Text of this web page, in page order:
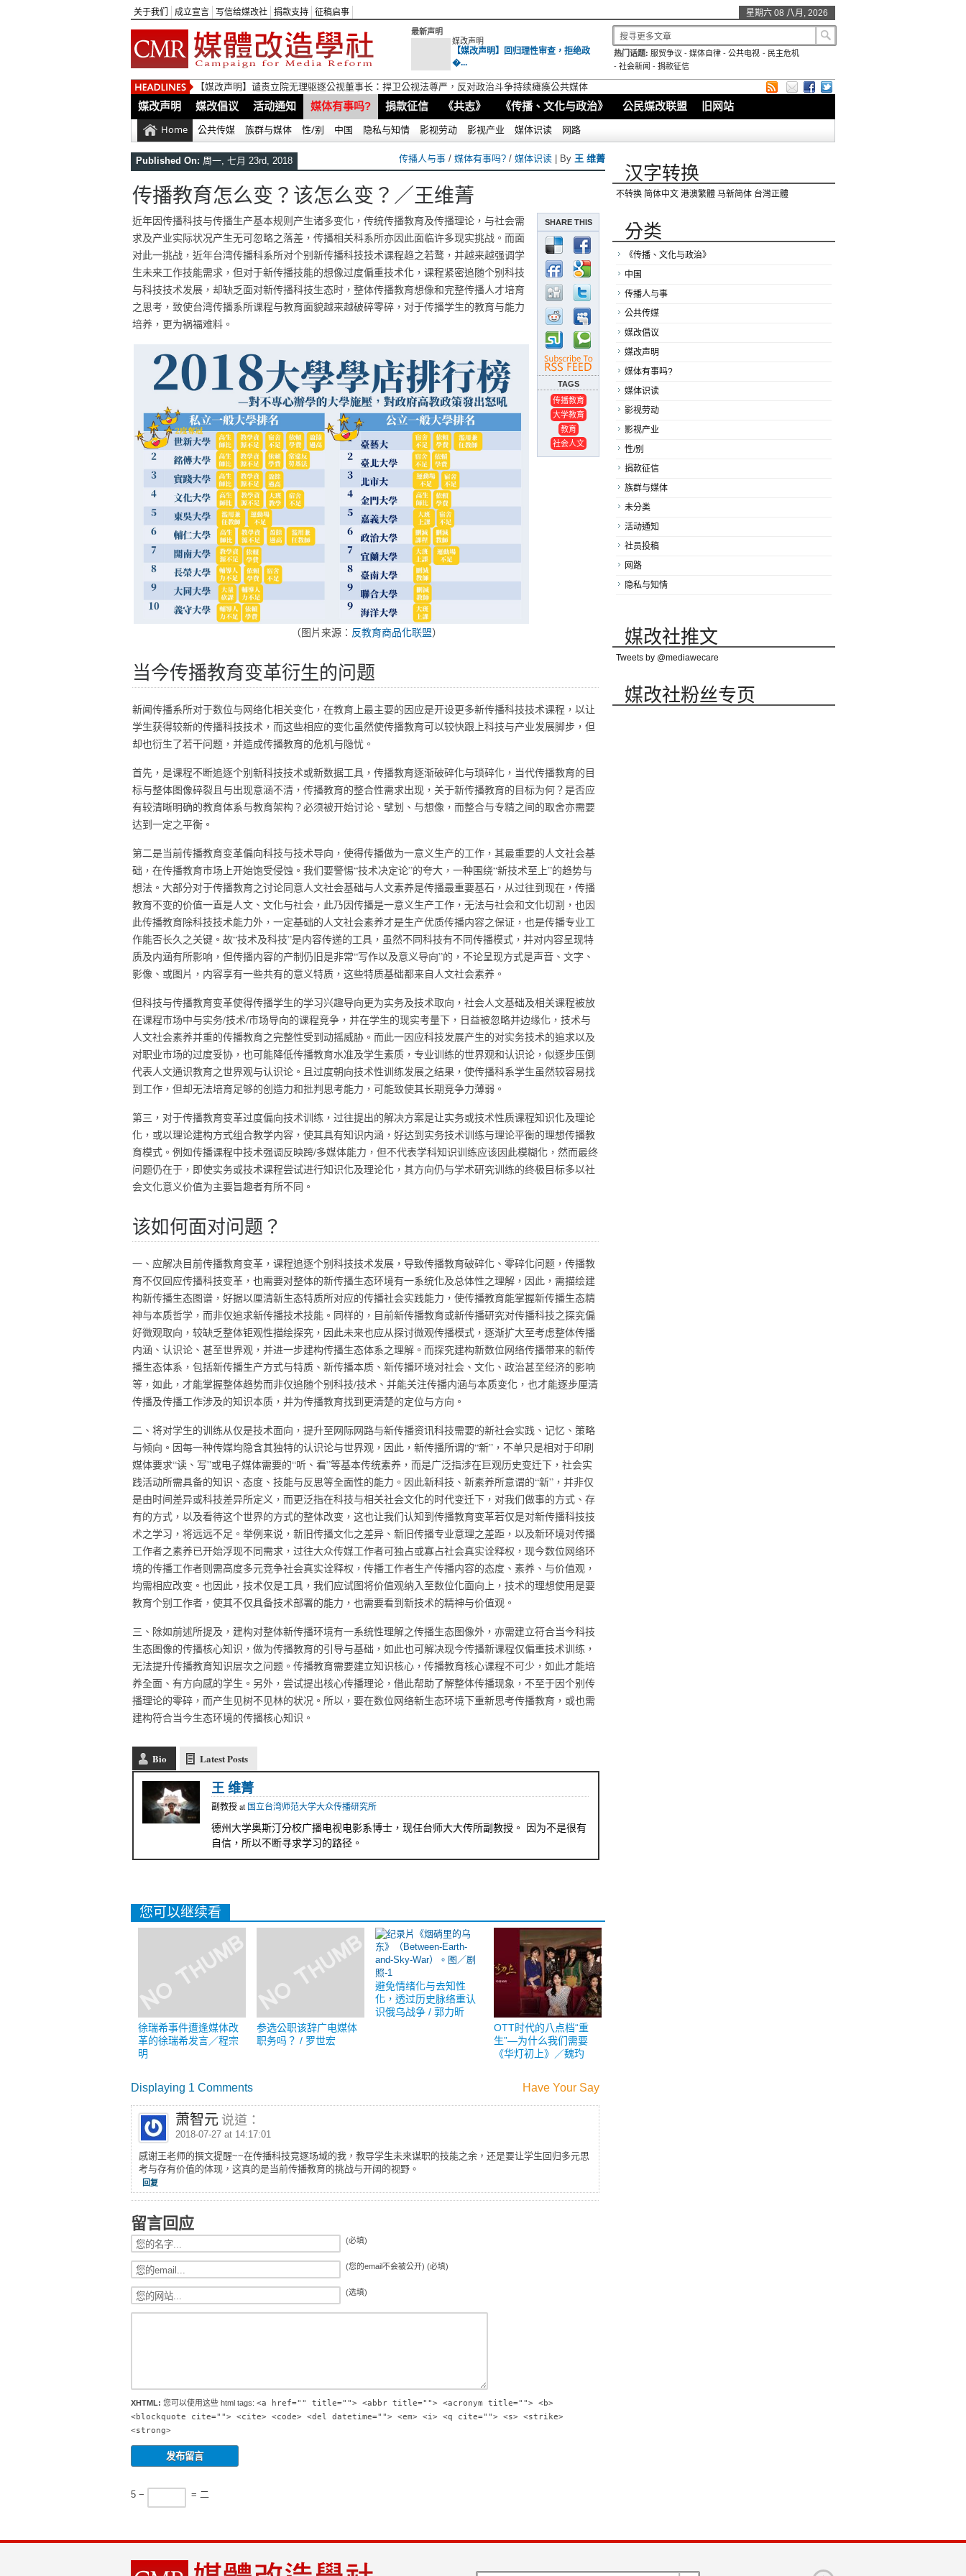
关于我们 成立宣言 写信给媒改社 捐款支持 征稿启事 星期六 08 八月, 2026
最新声明
媒改声明
【媒改声明】回归理性审查，拒绝政
�...
热门话题: 服贸争议 -媒体自律 -公共电视 - 民主危机
- 社会新闻 - 捐款征信
【媒改声明】谴责立院无理驱逐公视董事长：捍卫公视法尊严，反对政治斗争持续瘫痪公共媒体
媒改声明 媒改倡议 活动通知 媒体有事吗? 捐款征信 《共志》 《传播、文化与政治》 公民媒改联盟 旧网站
Home 公共传媒 族群与媒体 性/别 中国 隐私与知情 影视劳动 影视产业 媒体识读 网路
Published On: 周一, 七月 23rd, 2018 传播人与事 / 媒体有事吗? / 媒体识读 | By 王 维菁
传播教育怎么变？该怎么变？／王维菁
SHARE THIS
TAGS
传播教育
大学教育
教育
社会人文
近年因传播科技与传播生产基本规则产生诸多变化，传统传播教育及传播理论，与社会需
求及产业实际状况产生无可忽略之落差，传播相关科系所亦因此面临许多现实挑战。而面
对此一挑战，近年台湾传播科系所对个别新传播科技技术课程趋之若鹜，并越来越强调学
生未来工作技能需求，但对于新传播技能的想像过度偏重技术化，课程紧密追随个别科技
与科技技术发展，却缺乏面对新传播科技生态时，整体传播教育想像和完整传播人才培育
之思考，致使台湾传播系所课程与教育面貌越来越破碎零碎，对于传播学生的教育与能力
培养，更为祸福难料。
（图片来源： 反教育商品化联盟）
当今传播教育变革衍生的问题
新闻传播系所对于数位与网络化相关变化，在教育上最主要的因应是开设更多新传播科技技术课程，以让
学生获得较新的传播科技技术，而这些相应的变化虽然使传播教育可以较快跟上科技与产业发展脚步，但
却也衍生了若干问题，并造成传播教育的危机与隐忧。
首先，是课程不断追逐个别新科技技术或新数据工具，传播教育逐渐破碎化与琐碎化，当代传播教育的目
标与整体图像碎裂且与出现意涵不清，传播教育的整合性需求出现，关于新传播教育的目标为何？是否应
有较清晰明确的教育体系与教育架构？必须被开始讨论、擘划、与想像，而整合与专精之间的取舍亦需要
达到一定之平衡。
第二是当前传播教育变革偏向科技与技术导向，使得传播做为一意义生产的工作，其最重要的人文社会基
础，在传播教育市场上开始饱受侵蚀。我们要警惕“技术决定论”的夸大，一种围绕“新技术至上”的趋势与
想法。大部分对于传播教育之讨论同意人文社会基础与人文素养是传播最重要基石，从过往到现在，传播
教育不变的价值一直是人文、文化与社会，此乃因传播是一意义生产工作，无法与社会和文化切割，也因
此传播教育除科技技术能力外，一定基础的人文社会素养才是生产优质传播内容之保证，也是传播专业工
作能否长久之关键。故“技术及科技”是内容传递的工具，虽然不同科技有不同传播模式，并对内容呈现特
质及内涵有所影响，但传播内容的产制仍旧是非常“写作以及意义导向”的，不论呈现方式是声音、文字、
影像、或图片，内容享有一些共有的意义特质，这些特质基础都来自人文社会素养。
但科技与传播教育变革使得传播学生的学习兴趣导向更为实务及技术取向，社会人文基础及相关课程被放
在课程市场中与实务/技术/市场导向的课程竞争，并在学生的现实考量下，日益被忽略并边缘化，技术与
人文社会素养并重的传播教育之完整性受到动摇威胁。而此一因应科技发展产生的对实务技术的追求以及
对职业市场的过度妥协，也可能降低传播教育水准及学生素质，专业训练的世界观和认识论，似逐步压倒
代表人文通识教育之世界观与认识论。且过度朝向技术性训练发展之结果，使传播科系学生虽然较容易找
到工作，但却无法培育足够的创造力和批判思考能力，可能致使其长期竞争力薄弱。
第三，对于传播教育变革过度偏向技术训练，过往提出的解决方案是让实务或技术性质课程知识化及理论
化，或以理论建构方式组合教学内容，使其具有知识内涵，好达到实务技术训练与理论平衡的理想传播教
育模式。例如传播课程中技术强调反映跨/多媒体能力，但不代表学科知识训练应该因此模糊化，然而最终
问题仍在于，即使实务或技术课程尝试进行知识化及理论化，其方向仍与学术研究训练的终极目标多以社
会文化意义价值为主要旨趣者有所不同。
该如何面对问题？
一、应解决目前传播教育变革，课程追逐个别科技技术发展，导致传播教育破碎化、零碎化问题，传播教
育不仅回应传播科技变革，也需要对整体的新传播生态环境有一系统化及总体性之理解，因此，需描绘建
构新传播生态图谱，好据以厘清新生态特质所对应的传播社会实践能力，使传播教育能掌握新传播生态精
神与本质哲学，而非仅追求新传播技术技能。同样的，目前新传播教育或新传播研究对传播科技之探究偏
好微观取向，较缺乏整体钜观性描绘探究，因此未来也应从探讨微观传播模式，逐渐扩大至考虑整体传播
内涵、认识论、甚至世界观，并进一步建构传播生态体系之理解。而探究建构新数位网络传播带来的新传
播生态体系，包括新传播生产方式与特质、新传播本质、新传播环境对社会、文化、政治甚至经济的影响
等，如此，才能掌握整体趋势而非仅追随个别科技/技术、并能关注传播内涵与本质变化，也才能逐步厘清
传播及传播工作涉及的知识本质，并为传播教育找到更清楚的定位与方向。
二、将对学生的训练从仅是技术面向，提升至网际网路与新传播资讯科技需要的新社会实践、记忆、策略
与倾向。因每一种传媒均隐含其独特的认识论与世界观，因此，新传播所谓的“新”，不单只是相对于印刷
媒体要求“读、写”或电子媒体需要的“听、看”等基本传统素养，而是广泛指涉在巨观历史变迁下，社会实
践活动所需具备的知识、态度、技能与反思等全面性的能力。因此新科技、新素养所意谓的“新”，并非仅
是由时间差异或科技差异所定义，而更泛指在科技与相关社会文化的时代变迁下，对我们做事的方式、存
有的方式，以及看待这个世界的方式的整体改变，这也让我们认知到传播教育变革若仅是对新传播科技技
术之学习，将远远不足。举例来说，新旧传播文化之差异、新旧传播专业意理之差距，以及新环境对传播
工作者之素养已开始浮现不同需求，过往大众传媒工作者可独占或寡占社会真实诠释权，现今数位网络环
境的传播工作者则需高度多元竞争社会真实诠释权，传播工作者生产传播内容的态度、素养、与价值观，
均需相应改变。也因此，技术仅是工具，我们应试图将价值观纳入至数位化面向上，技术的理想使用是要
教育个别工作者，使其不仅具备技术部署的能力，也需要看到新技术的精神与价值观。
三、除如前述所提及，建构对整体新传播环境有一系统性理解之传播生态图像外，亦需建立符合当今科技
生态图像的传播核心知识，做为传播教育的引导与基础，如此也可解决现今传播新课程仅偏重技术训练，
无法提升传播教育知识层次之问题。传播教育需要建立知识核心，传播教育核心课程不可少，如此才能培
养全面、有方向感的学生。另外，尝试提出核心传播理论，借此帮助了解整体传播现象，不至于因个别传
播理论的零碎，而产生见树不见林的状况。所以，要在数位网络新生态环境下重新思考传播教育，或也需
建构符合当今生态环境的传播核心知识。
Bio Latest Posts
王 维菁
副教授at 国立台湾师范大学大众传播研究所
德州大学奥斯汀分校广播电视电影系博士，现任台师大大传所副教授。 因为不是很有
自信，所以不断寻求学习的路径。
您可以继续看
徐瑞希事件遭逢媒体改
革的徐瑞希发言／程宗
明
参选公职该辞广电媒体
职务吗？ / 罗世宏
避免情绪化与去知性
化，透过历史脉络重认
识俄乌战争 / 郭力昕
OTT时代的八点档“重
生”—为什么我们需要
《华灯初上》／魏玓
Displaying 1 Comments Have Your Say
萧智元 说道：
2018-07-27 at 14:17:01
感谢王老师的撰文提醒~~在传播科技竞逐场域的我，教导学生未来谋职的技能之余，还是要让学生回归多元思
考与存有价值的体现，这真的是当前传播教育的挑战与开阔的视野。
回复
留言回应
(必填)
(您的email不会被公开) (必填)
(选填)
XHTML: 您可以使用这些 html tags: <a href="" title=""> <abbr title=""> <acronym title=""> <b>
<blockquote cite=""> <cite> <code> <del datetime=""> <em> <i> <q cite=""> <s> <strike>
<strong>
5 − = 二
汉字转换
不转换 简体中文 港澳繁體 马新简体 台灣正體
分类
《传播、文化与政治》
中国
传播人与事
公共传媒
媒改倡议
媒改声明
媒体有事吗?
媒体识读
影视劳动
影视产业
性/别
捐款征信
族群与媒体
未分类
活动通知
社员投稿
网路
隐私与知情
媒改社推文
Tweets by @mediawecare
媒改社粉丝专页